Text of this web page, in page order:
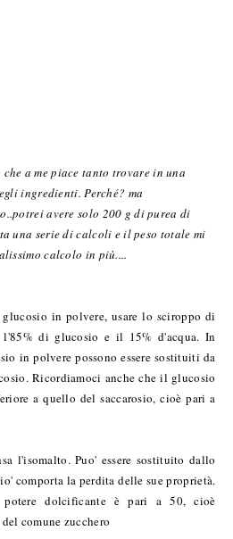
a me piace tanto trovare in una
ingredienti. Perché? ma
avere solo 200 g di purea di
una serie di calcoli e il peso totale mi
calcolo in più....
in polvere, usare lo sciroppo di
l'85% di glucosio e il 15% d'acqua. In
in polvere possono essere sostituiti da
Ricordiamoci anche che il glucosio
a quello del saccarosio, cioè pari a
l'isomalto. Puo' essere sostituito dallo
comporta la perdita delle sue proprietà.
dolcificante è pari a 50, cioè
comune zucchero